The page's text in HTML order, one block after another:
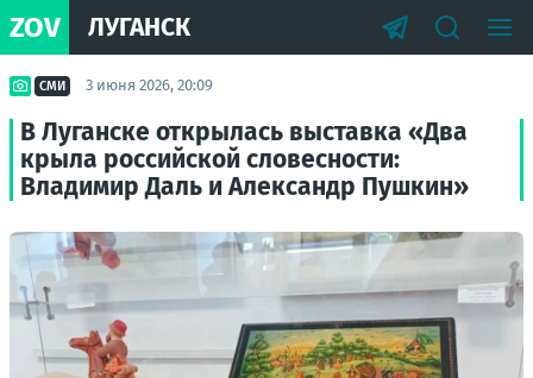
ZOV ЛУГАНСК
СМИ 3 июня 2026, 20:09
В Луганске открылась выставка «Два
крыла российской словесности:
Владимир Даль и Александр Пушкин»